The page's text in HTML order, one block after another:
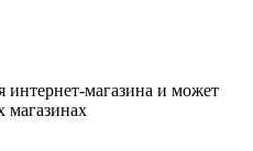
интернет-магазина и может
магазинах